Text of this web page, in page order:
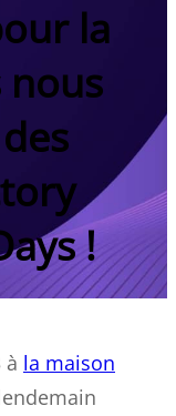
la
!
à la maison